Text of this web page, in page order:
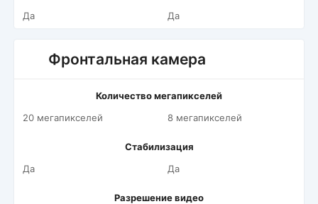
Да
Да
Фронтальная камера
Количество мегапикселей
20 мегапикселей
8 мегапикселей
Стабилизация
Да
Да
Разрешение видео